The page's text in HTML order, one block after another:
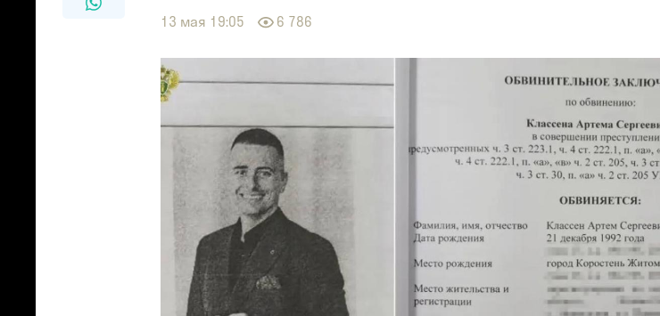
13 мая 19:05 6 786